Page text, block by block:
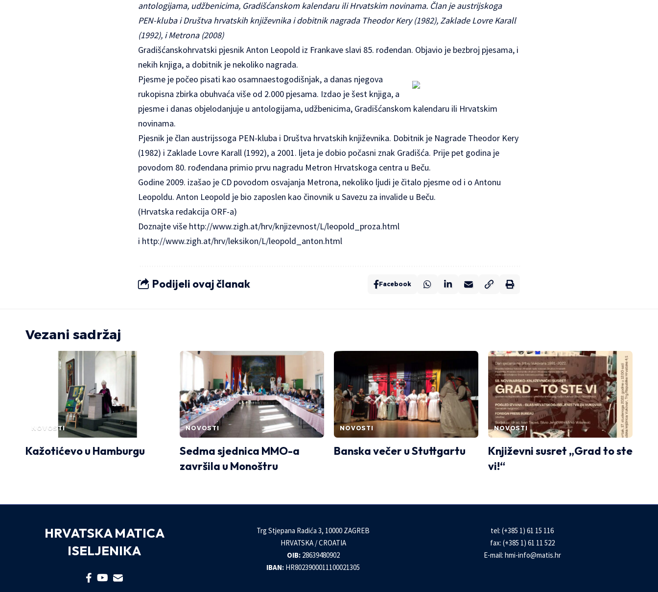
antologijama, udžbenicima, Gradišćanskom kalendaru ili Hrvatskim novinama. Član je austrijskoga
PEN-kluba i Društva hrvatskih književnika i dobitnik nagrada Theodor Kery (1982), Zaklade Lovre Karall
(1992), i Metrona (2008)
Gradišćanskohrvatski pjesnik Anton Leopold iz Frankave slavi 85. rođendan. Objavio je bezbroj pjesama, i
nekih knjiga, a dobitnik je nekoliko nagrada.
Pjesme je počeo pisati kao osamnaestogodišnjak, a danas njegova
rukopisna zbirka obuhvaća više od 2.000 pjesama. Izdao je šest knjiga, a
pjesme i danas objelodanjuje u antologijama, udžbenicima, Gradišćanskom kalendaru ili Hrvatskim
novinama.
Pjesnik je član austrijssoga PEN-kluba i Društva hrvatskih književnika. Dobitnik je Nagrade Theodor Kery
(1982) i Zaklade Lovre Karall (1992), a 2001. ljeta je dobio počasni znak Gradišća. Prije pet godina je
povodom 80. rođendana primio prvu nagradu Metron Hrvatskoga centra u Beču.
Godine 2009. izašao je CD povodom osvajanja Metrona, nekoliko ljudi je čitalo pjesme od i o Antonu
Leopoldu. Anton Leopold je bio zaposlen kao činovnik u Savezu za invalide u Beču.
(Hrvatska redakcija ORF-a)
Doznajte više http://www.zigh.at/hrv/knjizevnost/L/leopold_proza.html
i http://www.zigh.at/hrv/leksikon/L/leopold_anton.html
Podijeli ovaj članak Facebook
Vezani sadržaj
NOVOSTI
Kažotićevo u Hamburgu
NOVOSTI
Sedma sjednica MMO-a
završila u Monoštru
NOVOSTI
Banska večer u Stuttgartu
NOVOSTI
Književni susret „Grad to ste
vi!“
HRVATSKA MATICA
ISELJENIKA
Trg Stjepana Radića 3, 10000 ZAGREB
HRVATSKA / CROATIA
OIB:28639480902
IBAN: HR8023900011100021305
tel: (+385 1) 61 15 116
fax: (+385 1) 61 11 522
E-mail: hmi-info@matis.hr